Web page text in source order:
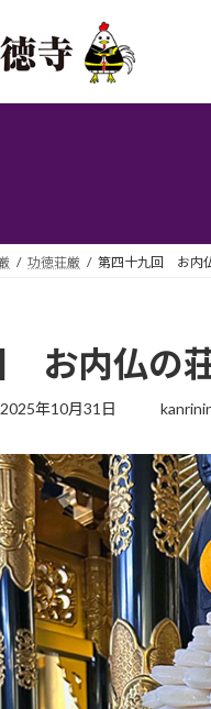
功徳荘厳 第四十九回 お内
お内仏の荘
最
更
新
日
時
:
2025年10月31日